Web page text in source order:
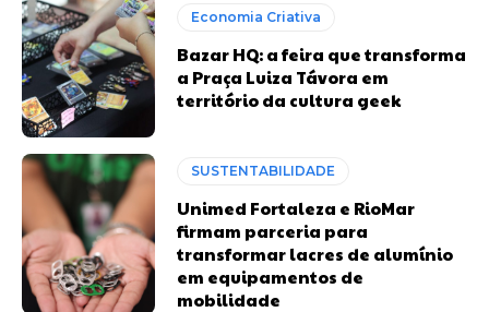
Economia Criativa
Bazar HQ: a feira que transforma
a Praça Luiza Távora em
território da cultura geek
SUSTENTABILIDADE
Unimed Fortaleza e RioMar
firmam parceria para
transformar lacres de alumínio
em equipamentos de
mobilidade